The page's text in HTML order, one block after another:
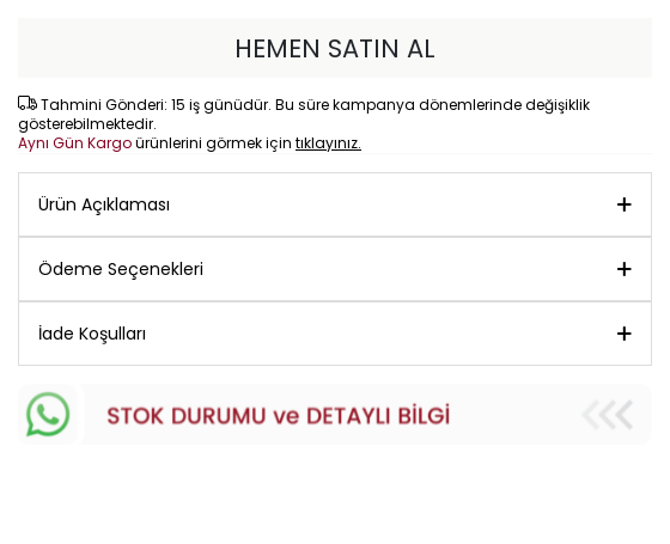
HEMEN SATIN AL
Tahmini Gönderi: 15 iş günüdür. Bu süre kampanya dönemlerinde değişiklik
gösterebilmektedir.
Aynı Gün Kargoürünlerini görmek için tıklayınız.
Ürün Açıklaması
Ödeme Seçenekleri
İade Koşulları